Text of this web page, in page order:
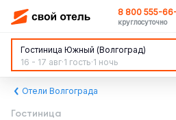
8 800 555-
круглосуточно
Гостиница Южный (Волгоград)
16 - 17 авг·1 гость·1 ночь
Отели Волгограда
Гостиница